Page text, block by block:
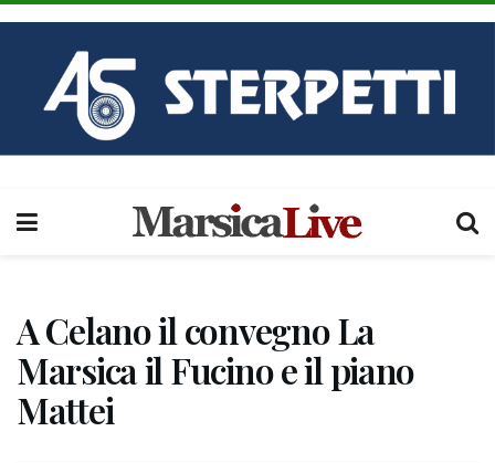
A Celano il convegno La
Marsica il Fucino e il piano
Mattei